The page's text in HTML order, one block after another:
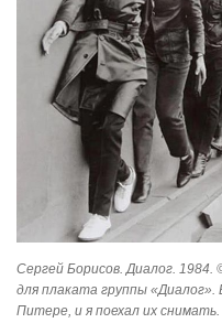
Сергей Борисов. Диалог.
для плаката группы «Диалог».
Питере, и я поехал их